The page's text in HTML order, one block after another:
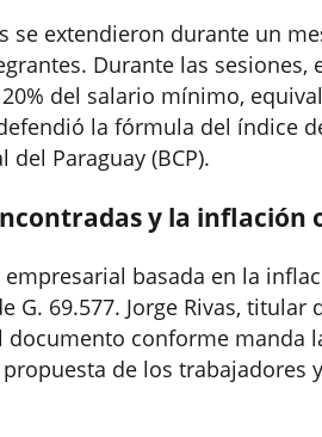
se extendieron durante un
Durante las
del salario mínimo,
la fórmula del índice
del Paraguay (BCP).
y la inflación
basada en la
G. 69.577. Jorge Rivas,
documento conforme manda
de los trabajadores